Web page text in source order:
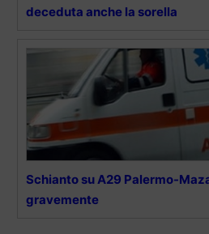
deceduta anche la sorella
Schianto su A29 Palermo-
gravemente